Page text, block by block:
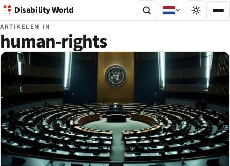
Disability World
ARTIKELEN IN
human-rights